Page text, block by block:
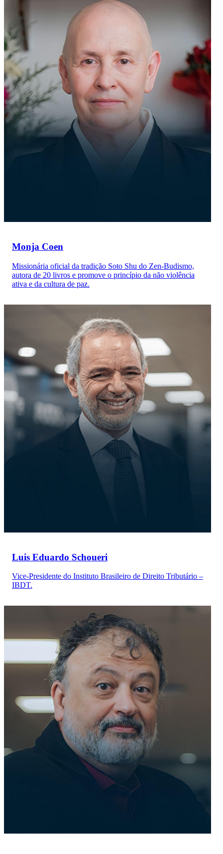
Monja Coen
Missionária oficial da tradição Soto Shu do Zen-Budismo,
autora de 20 livros e promove o princípio da não violência
ativa e da cultura de paz.
Luis Eduardo Schoueri
Vice-Presidente do Instituto Brasileiro de Direito Tributário –
IBDT.